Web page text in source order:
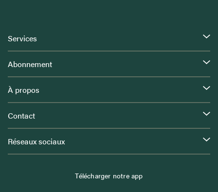
Services
Abonnement
À propos
Contact
Réseaux sociaux
Télécharger notre app